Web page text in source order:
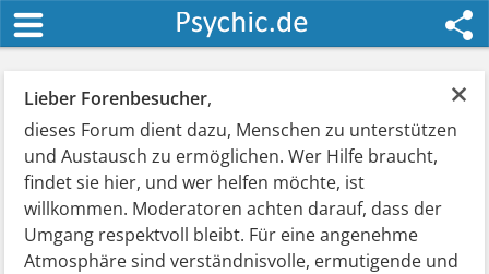
×
Lieber Forenbesucher,
dieses Forum dient dazu, Menschen zu unterstützen
und Austausch zu ermöglichen. Wer Hilfe braucht,
findet sie hier, und wer helfen möchte, ist
willkommen. Moderatoren achten darauf, dass der
Umgang respektvoll bleibt. Für eine angenehme
Atmosphäre sind verständnisvolle, ermutigende und